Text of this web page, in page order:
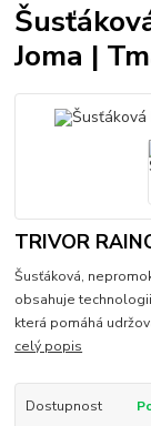
Joma |
TRIVOR
Šusťáková,
obsahuje
která pomáhá
celý popis
Dostupnost